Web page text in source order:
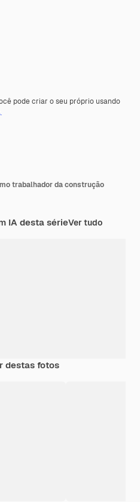
pode criar o seu próprio usando
trabalhador da construção
IA desta sérieVer tudo
destas fotos